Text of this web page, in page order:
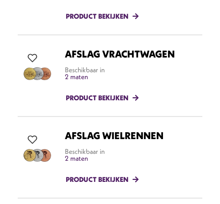
PRODUCT BEKIJKEN
AFSLAG VRACHTWAGEN
Beschikbaar in
2 maten
PRODUCT BEKIJKEN
AFSLAG WIELRENNEN
Beschikbaar in
2 maten
PRODUCT BEKIJKEN